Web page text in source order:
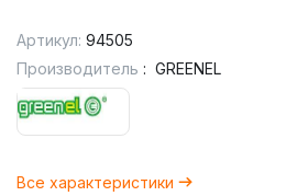
Артикул: 94505
Производитель : GREENEL
Все характеристики